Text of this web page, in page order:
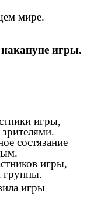
мире.
игры.
игры,
состязание
игры,
группы.
игры